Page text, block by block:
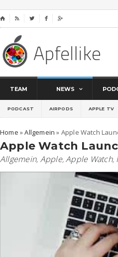
⌂    
TEAM NEWS
PODCAST AIRPODS APPLE TV
Home »Allgemein » Apple Watch
Apple Watch
Allgemein, Apple,Apple Watch,